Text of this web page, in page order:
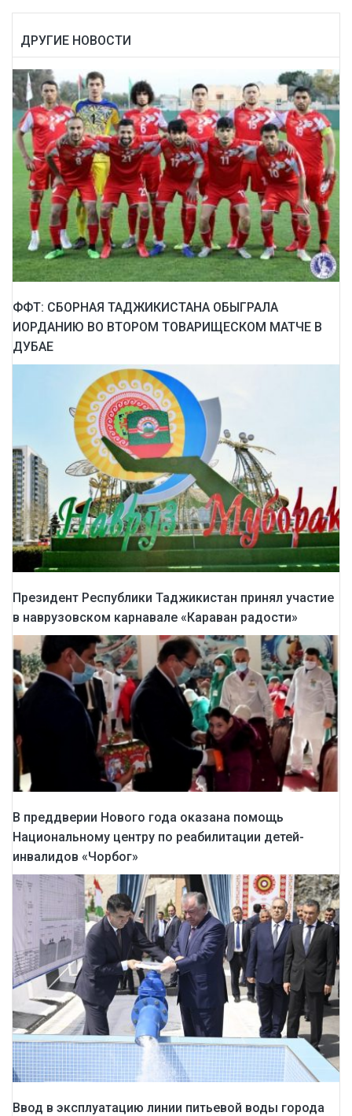
ДРУГИЕ НОВОСТИ
ФФТ: СБОРНАЯ ТАДЖИКИСТАНА ОБЫГРАЛА
ИОРДАНИЮ ВО ВТОРОМ ТОВАРИЩЕСКОМ МАТЧЕ В
ДУБАЕ
Президент Республики Таджикистан принял участие
в наврузовском карнавале «Караван радости»
В преддверии Нового года оказана помощь
Национальному центру по реабилитации детей-
инвалидов «Чорбог»
Ввод в эксплуатацию линии питьевой воды города